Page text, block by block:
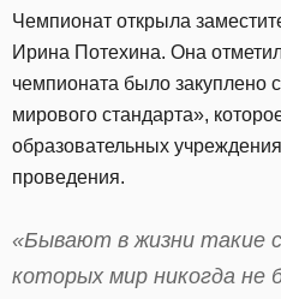
Чемпионат открыла
Ирина Потехина. Она
чемпионата было закуплено
мирового стандарта»,
образовательных
проведения.
«Бывают в жизни такие
которых мир никогда не